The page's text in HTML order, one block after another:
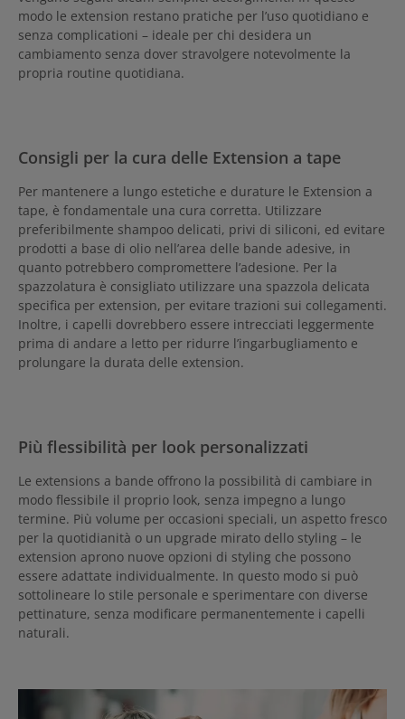
modo le extension restano pratiche per l’uso quotidiano e
senza complicationi – ideale per chi desidera un
cambiamento senza dover stravolgere notevolmente la
propria routine quotidiana.
Consigli per la cura delle Extension a tape
Per mantenere a lungo estetiche e durature le Extension a
tape, è fondamentale una cura corretta. Utilizzare
preferibilmente shampoo delicati, privi di siliconi, ed evitare
prodotti a base di olio nell’area delle bande adesive, in
quanto potrebbero compromettere l’adesione. Per la
spazzolatura è consigliato utilizzare una spazzola delicata
specifica per extension, per evitare trazioni sui collegamenti.
Inoltre, i capelli dovrebbero essere intrecciati leggermente
prima di andare a letto per ridurre l’ingarbugliamento e
prolungare la durata delle extension.
Più flessibilità per look personalizzati
Le extensions a bande offrono la possibilità di cambiare in
modo flessibile il proprio look, senza impegno a lungo
termine. Più volume per occasioni speciali, un aspetto fresco
per la quotidianità o un upgrade mirato dello styling – le
extension aprono nuove opzioni di styling che possono
essere adattate individualmente. In questo modo si può
sottolineare lo stile personale e sperimentare con diverse
pettinature, senza modificare permanentemente i capelli
naturali.